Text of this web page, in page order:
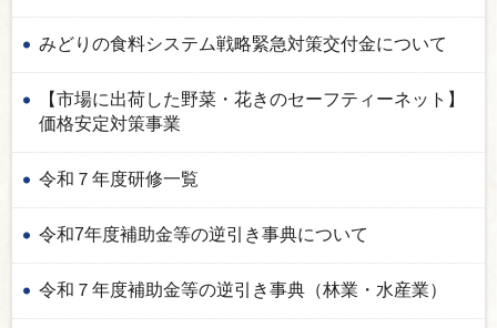
みどりの食料システム戦略緊急対策交付金について
【市場に出荷した野菜・花きのセーフティーネット】
価格安定対策事業
令和７年度研修一覧
令和7年度補助金等の逆引き事典について
令和７年度補助金等の逆引き事典（林業・水産業）